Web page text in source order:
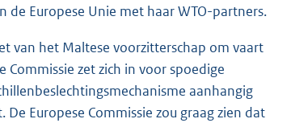
Europese Unie met haar WTO-partners.
van het Maltese voorzitterschap om vaart
zet zich in voor spoedige
aanhangig
Europese Commissie zou graag zien dat